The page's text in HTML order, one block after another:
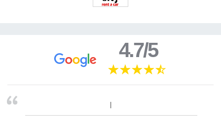
4.7/5